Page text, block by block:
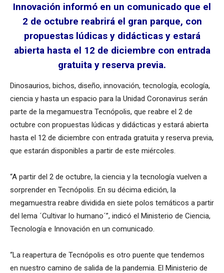
Innovación informó en un comunicado que el
2 de octubre reabrirá el gran parque, con
propuestas lúdicas y didácticas y estará
abierta hasta el 12 de diciembre con entrada
gratuita y reserva previa.
Dinosaurios, bichos, diseño, innovación, tecnología, ecología,
ciencia y hasta un espacio para la Unidad Coronavirus serán
parte de la megamuestra Tecnópolis, que reabre el 2 de
octubre con propuestas lúdicas y didácticas y estará abierta
hasta el 12 de diciembre con entrada gratuita y reserva previa,
que estarán disponibles a partir de este miércoles.
“A partir del 2 de octubre, la ciencia y la tecnología vuelven a
sorprender en Tecnópolis. En su décima edición, la
megamuestra reabre dividida en siete polos temáticos a partir
del lema ´Cultivar lo humano´”, indicó el Ministerio de Ciencia,
Tecnología e Innovación en un comunicado.
“La reapertura de Tecnópolis es otro puente que tendemos
en nuestro camino de salida de la pandemia. El Ministerio de